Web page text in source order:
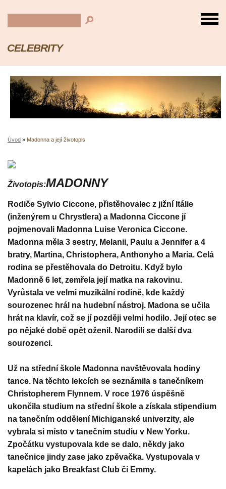
CELEBRITY
Úvod » Madonna a její životopis
Životopis:MADONNY
Rodiče Sylvio Ciccone, přistěhovalec z jižní Itálie
(inženýrem u Chrystlera) a Madonna Ciccone jí
pojmenovali Madonna Luise Veronica Ciccone.
Madonna měla 3 sestry, Melanii, Paulu a Jennifer a 4
bratry, Martina, Christophera, Anthonyho a Maria. Celá
rodina se přestěhovala do Detroitu. Když bylo
Madonně 6 let, zemřela její matka na rakovinu.
Vyrůstala ve velmi muzikální rodině, kde každý
sourozenec hrál na hudební nástroj. Madona se učila
hrát na klavír, což se jí později velmi hodilo. Její otec se
po nějaké době opět oženil. Narodili se další dva
sourozenci.
Už na střední škole Madonna navštěvovala hodiny
tance. Na těchto lekcích se seznámila s tanečníkem
Christopherem Flynnem. V roce 1976 úspěšně
ukončila studium na střední škole a získala stipendium
na tanečním oddělení Michiganské univerzity, ale
vybrala si místo v tanečním studiu v New Yorku.
Zpočátku vystupovala kde se dalo, někdy jako
tanečnice jindy zase jako zpěvačka. Vystupovala v
kapelách jako Breakfast Club či Emmy.